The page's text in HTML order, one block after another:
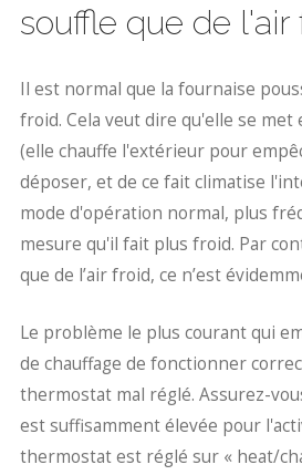
souffle que de l'air
Il est normal que la fournaise
froid. Cela veut dire qu'elle se met
(elle chauffe l'extérieur pour
déposer, et de ce fait climatise
mode d'opération normal, plus
mesure qu'il fait plus froid. Par
que de l’air froid, ce n’est
Le problème le plus courant qui
de chauffage de fonctionner
thermostat mal réglé. Assurez-
est suffisamment élevée pour
thermostat est réglé sur « heat/